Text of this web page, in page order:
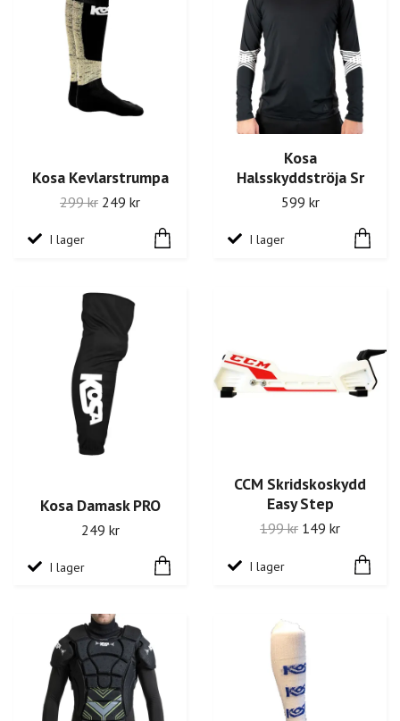
Kosa Kevlarstrumpa
299 kr 249 kr
I lager
Kosa
Halsskyddströja Sr
599 kr
I lager
Kosa Damask PRO
249 kr
I lager
CCM Skridskoskydd
Easy Step
199 kr 149 kr
I lager